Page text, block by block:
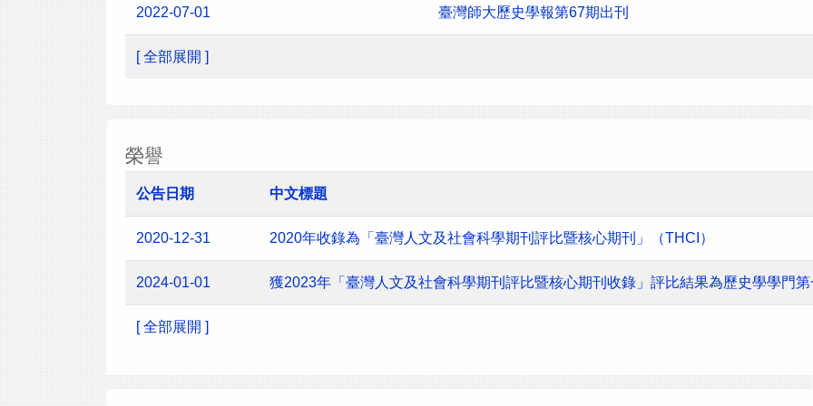
2022-07-01 臺灣師大歷史學報第67期出刊
[ 全部展開 ]
榮譽
公告日期 中文標題
2020-12-31 2020年收錄為「臺灣人文及社會科學期刊評比暨核心期刊」（THCI）
2024-01-01 獲2023年「臺灣人文及社會科學期刊評比暨核心期刊收錄」評比結果為歷史學學門
[ 全部展開 ]